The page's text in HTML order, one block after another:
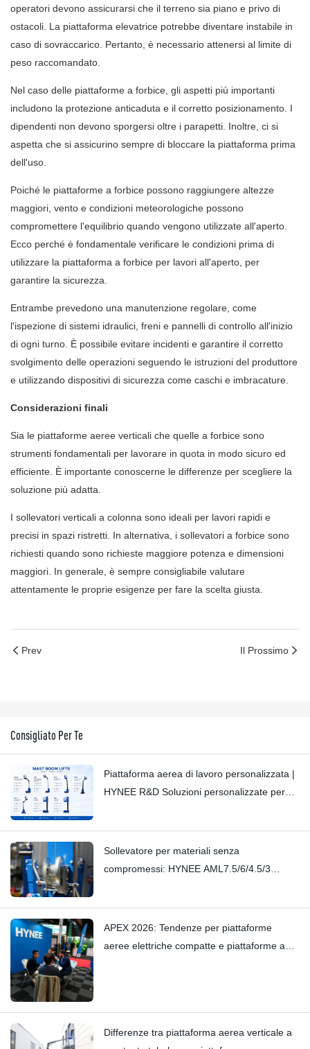
operatori devono assicurarsi che il terreno sia piano e privo di
ostacoli. La piattaforma elevatrice potrebbe diventare instabile in
caso di sovraccarico. Pertanto, è necessario attenersi al limite di
peso raccomandato.
Nel caso delle piattaforme a forbice, gli aspetti più importanti
includono la protezione anticaduta e il corretto posizionamento. I
dipendenti non devono sporgersi oltre i parapetti. Inoltre, ci si
aspetta che si assicurino sempre di bloccare la piattaforma prima
dell'uso.
Poiché le piattaforme a forbice possono raggiungere altezze
maggiori, vento e condizioni meteorologiche possono
compromettere l'equilibrio quando vengono utilizzate all'aperto.
Ecco perché è fondamentale verificare le condizioni prima di
utilizzare la piattaforma a forbice per lavori all'aperto, per
garantire la sicurezza.
Entrambe prevedono una manutenzione regolare, come
l'ispezione di sistemi idraulici, freni e pannelli di controllo all'inizio
di ogni turno. È possibile evitare incidenti e garantire il corretto
svolgimento delle operazioni seguendo le istruzioni del produttore
e utilizzando dispositivi di sicurezza come caschi e imbracature.
Considerazioni finali
Sia le piattaforme aeree verticali che quelle a forbice sono
strumenti fondamentali per lavorare in quota in modo sicuro ed
efficiente. È importante conoscerne le differenze per scegliere la
soluzione più adatta.
I sollevatori verticali a colonna sono ideali per lavori rapidi e
precisi in spazi ristretti. In alternativa, i sollevatori a forbice sono
richiesti quando sono richieste maggiore potenza e dimensioni
maggiori. In generale, è sempre consigliabile valutare
attentamente le proprie esigenze per fare la scelta giusta.
Prev Il Prossimo
Consigliato Per Te
Piattaforma aerea di lavoro personalizzata |
HYNEE R&D Soluzioni personalizzate per
Sollevatore per materiali senza
compromessi: HYNEE AML7.5/6/4.5/3
maestria artigianale
APEX 2026: Tendenze per piattaforme
aeree elettriche compatte e piattaforme a
Differenze tra piattaforma aerea verticale a